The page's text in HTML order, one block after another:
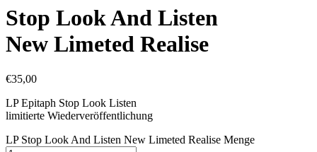
Stop Look And Listen
New Limeted Realise
€35,00
LP Epitaph Stop Look Listen
limitierte Wiederveröffentlichung
LP Stop Look And Listen New Limeted Realise Menge